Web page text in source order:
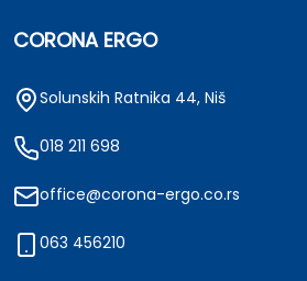
CORONA ERGO
Solunskih Ratnika 44, Niš
018 211 698
office@corona-ergo.co.rs
063 456210